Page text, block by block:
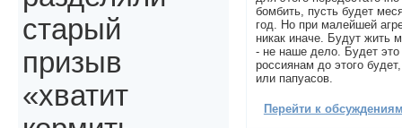
бомбить, пусть будет
год. Но при малейшей
никак иначе. Будут жить
- не наше дело. Будет это
россиянам до этого
или папуасов.
Перейти к
старый
призыв
«хватит